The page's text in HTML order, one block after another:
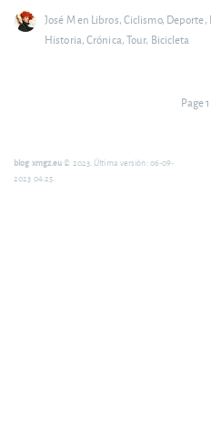
José Men Libros,Ciclismo, Deporte,
Historia,Crónica,Tour, Bicicleta
Page
blog xmgz.eu© 2023. Última versión: 06-09-
2023 04:25.